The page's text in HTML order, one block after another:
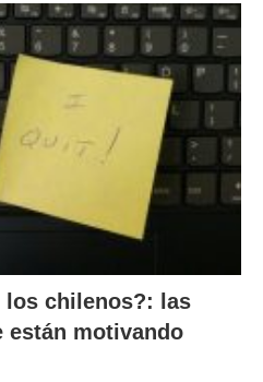
los chilenos?: las
están motivando